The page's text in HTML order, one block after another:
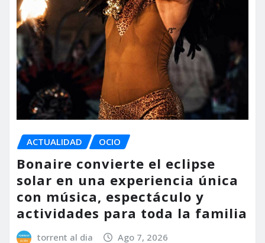
ACTUALIDAD OCIO
Bonaire convierte el eclipse
solar en una experiencia única
con música, espectáculo y
actividades para toda la familia
torrent al dia Ago 7, 2026